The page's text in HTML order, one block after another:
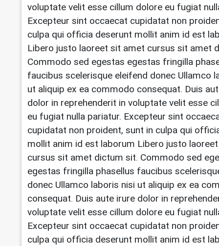
voluptate velit esse cillum dolore eu fugiat
Excepteur sint occaecat cupidatat non
culpa qui officia deserunt mollit anim id est
Libero justo laoreet sit amet cursus sit amet
Commodo sed egestas egestas fringilla
faucibus scelerisque eleifend donec Ullamco
ut aliquip ex ea commodo consequat. Duis
dolor in reprehenderit in voluptate velit esse
eu fugiat nulla pariatur. Excepteur sint
cupidatat non proident, sunt in culpa qui
mollit anim id est laborum Libero justo
cursus sit amet dictum sit. Commodo sed
egestas fringilla phasellus faucibus
donec Ullamco laboris nisi ut aliquip ex ea
consequat. Duis aute irure dolor in
voluptate velit esse cillum dolore eu fugiat
Excepteur sint occaecat cupidatat non
culpa qui officia deserunt mollit anim id est